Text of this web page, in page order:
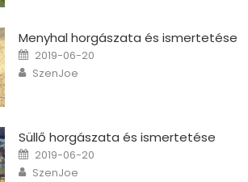
Menyhal horgászata és ismertetése
Posted on
2019-06-20
Author
SzenJoe
Süllő horgászata és ismertetése
Posted on
2019-06-20
Author
SzenJoe